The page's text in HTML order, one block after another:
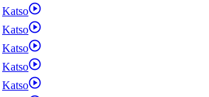
Katso
Katso
Katso
Katso
Katso